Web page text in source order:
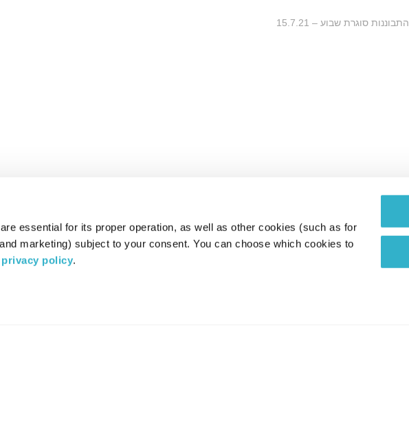
essential for its proper operation, as well as other cookies (such as for
marketing) subject to your consent. You can choose which cookies to
policy.
התבוננות סוגרת שבוע – 15.7.21